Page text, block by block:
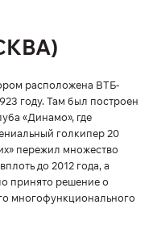
расположена ВТБ-
году. Там был построен
«Динамо», где
голкипер 20
пережил множество
до 2012 года, а
принято решение о
многофункционального